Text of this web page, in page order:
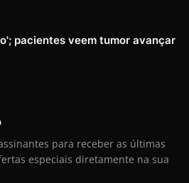
pacientes veem tumor avançar
para receber as últimas
especiais diretamente na sua